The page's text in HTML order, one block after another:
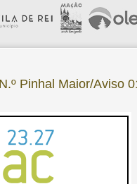
Pinhal Maior/Aviso